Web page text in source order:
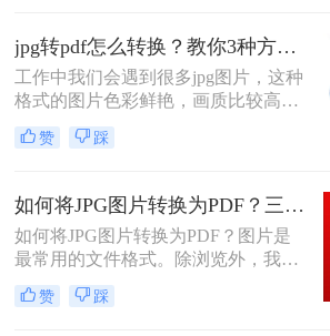
悉，可跟小编跟学，下面小编就为你
分享一些JPG转PDF的方法。
jpg转pdf怎么转换？教你3种方法，轻松搞定！
工作中我们会遇到很多jpg图片，这种
格式的图片色彩鲜艳，画质比较高，
但是有一个问题大家要格外注意，如
果要打印jpg图片，最好还是转换成
片，就会出现模糊不清的状况。说到
这里，我们就来看看jpg转pdf怎么转
换？非常简单易学!
赞 踩
如何将JPG图片转换为PDF？三个方法就可轻松搞定！
如何将JPG图片转换为PDF？图片是
最常用的文件格式。除浏览外，我们
还可以对图片进行转换操作，以适应
不同的情况，例如将多张JPG图片转
赞 踩